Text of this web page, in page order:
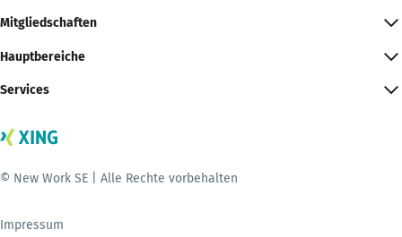
Mitgliedschaften
Hauptbereiche
Services
© New Work SE | Alle Rechte vorbehalten
Impressum